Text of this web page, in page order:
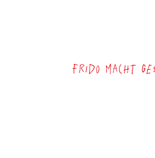
Frido macht